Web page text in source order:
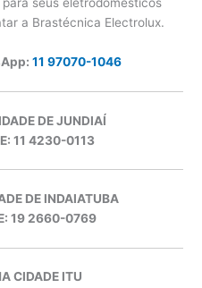
seus eletrodomésticos
a Brastécnica Electrolux.
11 97070-1046
DE JUNDIAÍ
11 4230-0113
DE INDAIATUBA
19 2660-0769
CIDADE ITU